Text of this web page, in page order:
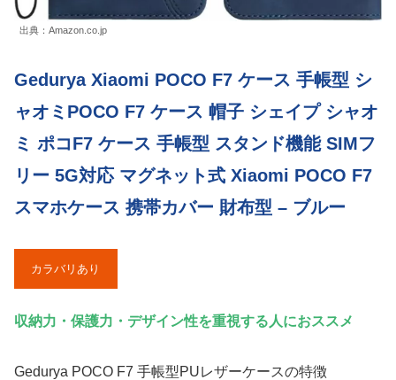
出典：Amazon.co.jp
Gedurya Xiaomi POCO F7 ケース 手帳型 シ
ャオミPOCO F7 ケース 帽子 シェイプ シャオ
ミ ポコF7 ケース 手帳型 スタンド機能 SIMフ
リー 5G対応 マグネット式 Xiaomi POCO F7
スマホケース 携帯カバー 財布型 – ブルー
カラバリあり
収納力・保護力・デザイン性を重視する人におススメ
Gedurya POCO F7 手帳型PUレザーケースの特徴